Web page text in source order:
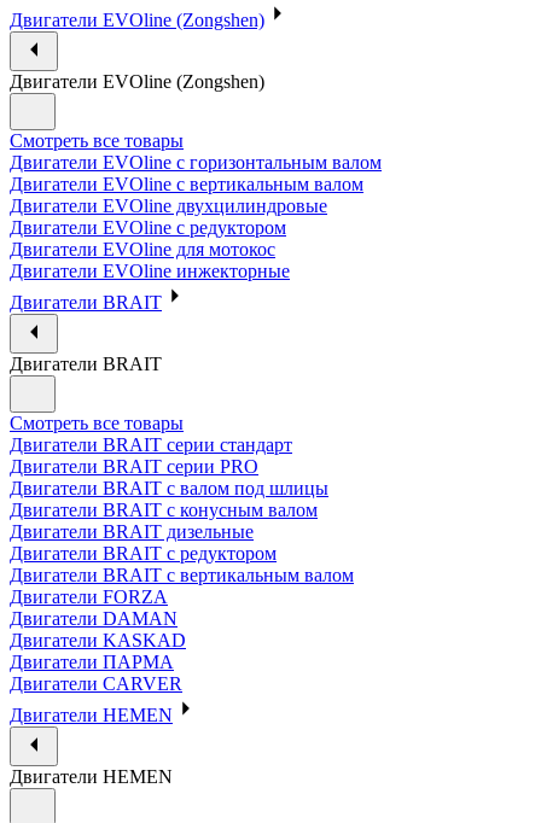
Двигатели EVOline (Zongshen)
Двигатели EVOline (Zongshen)
Смотреть все товары
Двигатели EVOline с горизонтальным валом
Двигатели EVOline с вертикальным валом
Двигатели EVOline двухцилиндровые
Двигатели EVOline с редуктором
Двигатели EVOline для мотокос
Двигатели EVOline инжекторные
Двигатели BRAIT
Двигатели BRAIT
Смотреть все товары
Двигатели BRAIT серии стандарт
Двигатели BRAIT серии PRO
Двигатели BRAIT с валом под шлицы
Двигатели BRAIT с конусным валом
Двигатели BRAIT дизельные
Двигатели BRAIT с редуктором
Двигатели BRAIT с вертикальным валом
Двигатели FORZA
Двигатели DAMAN
Двигатели KASKAD
Двигатели ПАРМА
Двигатели CARVER
Двигатели HEMEN
Двигатели HEMEN